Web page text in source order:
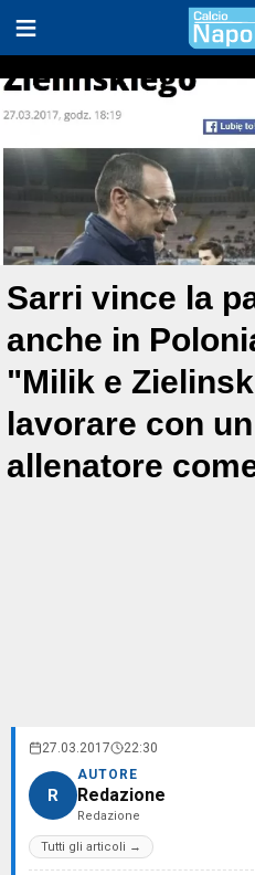
Sarri vince la
anche in
"Milik e
lavorare con
allenatore
27.03.2017 22:30
R
AUTORE
Redazione
Redazione
Tutti gli articoli →